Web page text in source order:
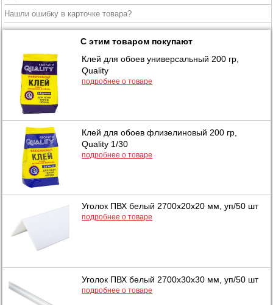
Нашли ошибку в карточке товара?
С этим товаром покупают
Клей для обоев универсальный 200 гр,
Quality
подробнее о товаре
Клей для обоев флизелиновый 200 гр,
Quality 1/30
подробнее о товаре
Уголок ПВХ белый 2700x20x20 мм, уп/50 шт
подробнее о товаре
Уголок ПВХ белый 2700x30x30 мм, уп/50 шт
подробнее о товаре